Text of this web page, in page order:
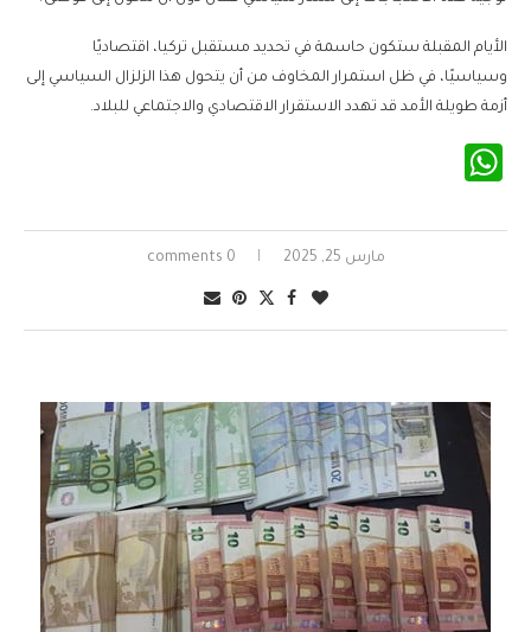
الأيام المقبلة ستكون حاسمة في تحديد مستقبل تركيا، اقتصاديًا
وسياسيًا، في ظل استمرار المخاوف من أن يتحول هذا الزلزال السياسي إلى
أزمة طويلة الأمد قد تهدد الاستقرار الاقتصادي والاجتماعي للبلاد.
مارس 25, 2025 0 comments